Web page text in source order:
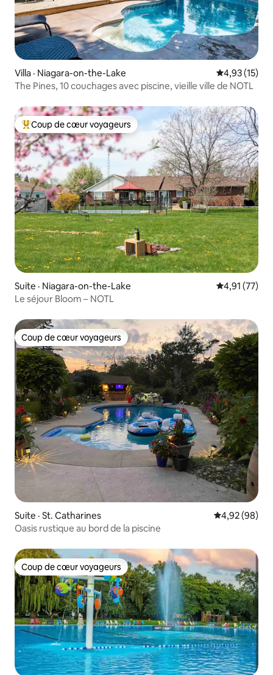
Villa · Niagara-on-the-Lake Note
4,93 (15)
The Pines, 10 couchages avec piscine, vieille ville de NOTL
Coup de cœur voyageurs parmi les plus aimés
Coup de cœur voyageurs
Suite · Niagara-on-the-Lake Note
4,91 (77)
Le séjour Bloom – NOTL
Coup de cœur voyageurs
Coup de cœur voyageurs
Suite · St. Catharines Note
4,92 (98)
Oasis rustique au bord de la piscine
Coup de cœur voyageurs
Coup de cœur voyageurs